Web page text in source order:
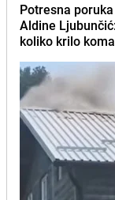
Potresna
Aldine
koliko krilo